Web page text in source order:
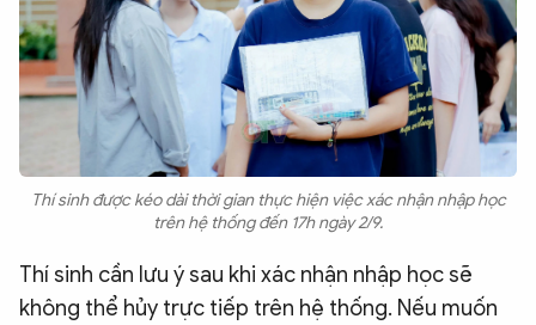
Thí sinh được kéo dài thời gian thực hiện việc xác nhận nhập học
trên hệ thống đến 17h ngày 2/9.
Thí sinh cần lưu ý sau khi xác nhận nhập học sẽ
không thể hủy trực tiếp trên hệ thống. Nếu muốn